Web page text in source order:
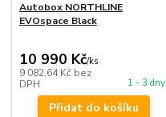
Autobox NORTHLINE
EVOspace Black
10 990 Kč/ks
9 082,64 Kč bez
DPH
1 - 3 dny
Přidat do košíku